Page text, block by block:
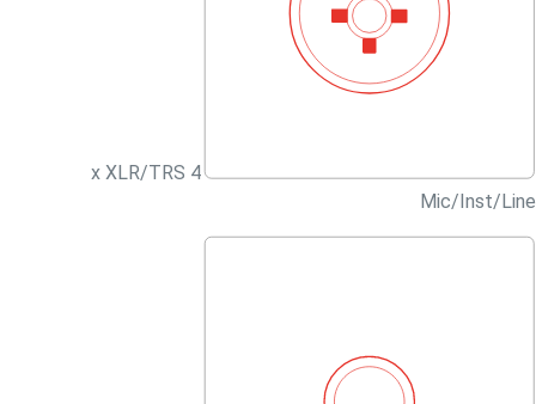
4 x XLR/TRS
Mic/Inst/Line